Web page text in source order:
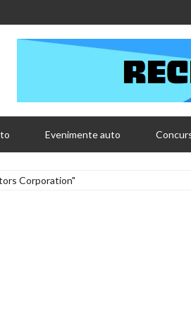
Evenimente auto
Corporation"